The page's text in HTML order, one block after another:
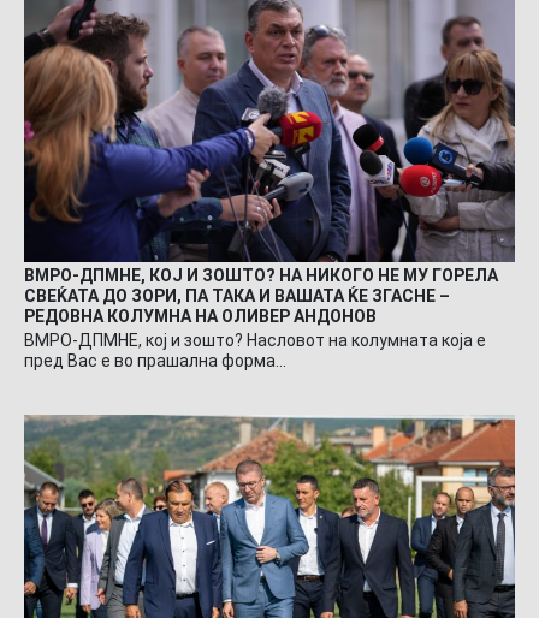
ВМРО-ДПМНЕ, КОЈ И ЗОШТО? НА НИКОГО НЕ МУ ГОРЕЛА
СВЕЌАТА ДО ЗОРИ, ПА ТАКА И ВАШАТА ЌЕ ЗГАСНЕ –
РЕДОВНА КОЛУМНА НА ОЛИВЕР АНДОНОВ
ВМРО-ДПМНЕ, кој и зошто? Насловот на колумната која е
пред Вас е во прашална форма…